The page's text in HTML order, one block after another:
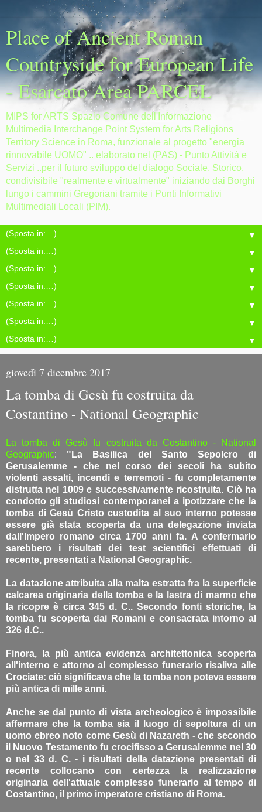
Place of Ancient Roman
Countryside for European Life
- Esarcato Area PARCEL
MIPS for ARTS Spazio Comune dell'Informazione
Multimedia Interchange Point System for Arts Religions
Territory Science in Roma, funzionale al progetto "energia
rinnovabile UOMO" .. elaborato nel (PAS) - Punto Attività e
Servizi ..per il futuro sviluppo del dialogo Sociale, Storico,
condivisibile "realmente e virtualmente" iniziando dai Borghi
lungo i cammini Gregoriani tramite i Punti Informativi
Multimediali Locali (PIM).
▼
▼
▼
▼
▼
▼
▼
giovedì 7 dicembre 2017
La tomba di Gesù fu costruita da
Costantino - National Geographic
La tomba di Gesù fu costruita da Costantino - National
Geographic: "La Basilica del Santo Sepolcro di
Gerusalemme - che nel corso dei secoli ha subito
violenti assalti, incendi e terremoti - fu completamente
distrutta nel 1009 e successivamente ricostruita. Ciò ha
condotto gli studiosi contemporanei a ipotizzare che la
tomba di Gesù Cristo custodita al suo interno potesse
essere già stata scoperta da una delegazione inviata
dall'Impero romano circa 1700 anni fa. A confermarlo
sarebbero i risultati dei test scientifici effettuati di
recente, presentati a National Geographic.
La datazione attribuita alla malta estratta fra la superficie
calcarea originaria della tomba e la lastra di marmo che
la ricopre è circa 345 d. C.. Secondo fonti storiche, la
tomba fu scoperta dai Romani e consacrata intorno al
326 d.C..
Finora, la più antica evidenza architettonica scoperta
all'interno e attorno al complesso funerario risaliva alle
Crociate: ciò significava che la tomba non poteva essere
più antica di mille anni.
Anche se dal punto di vista archeologico è impossibile
affermare che la tomba sia il luogo di sepoltura di un
uomo ebreo noto come Gesù di Nazareth - che secondo
il Nuovo Testamento fu crocifisso a Gerusalemme nel 30
o nel 33 d. C. - i risultati della datazione presentati di
recente collocano con certezza la realizzazione
originaria dell'attuale complesso funerario al tempo di
Costantino, il primo imperatore cristiano di Roma.